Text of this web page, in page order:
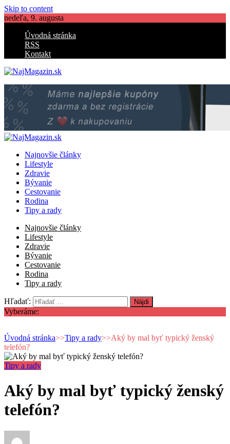
Skip to content
nedeľa, 9. augusta
Úvodná stránka
RSS
Kontakt
NajMagazin.sk
Lifestyle, zdravie, bývanie
NajMagazin.sk
Lifestyle, zdravie, bývanie
Najnovšie články
Lifestyle
Zdravie
Bývanie
Cestovanie
Rodina
Tipy a rady
Najnovšie články
Lifestyle
Zdravie
Bývanie
Cestovanie
Rodina
Tipy a rady
Hľadať:
Vyberáme:
Úvodná stránka>>Tipy a rady>>Aký by mal byť typický ženský
telefón?
Tipy a rady
Aký by mal byť typický ženský
telefón?